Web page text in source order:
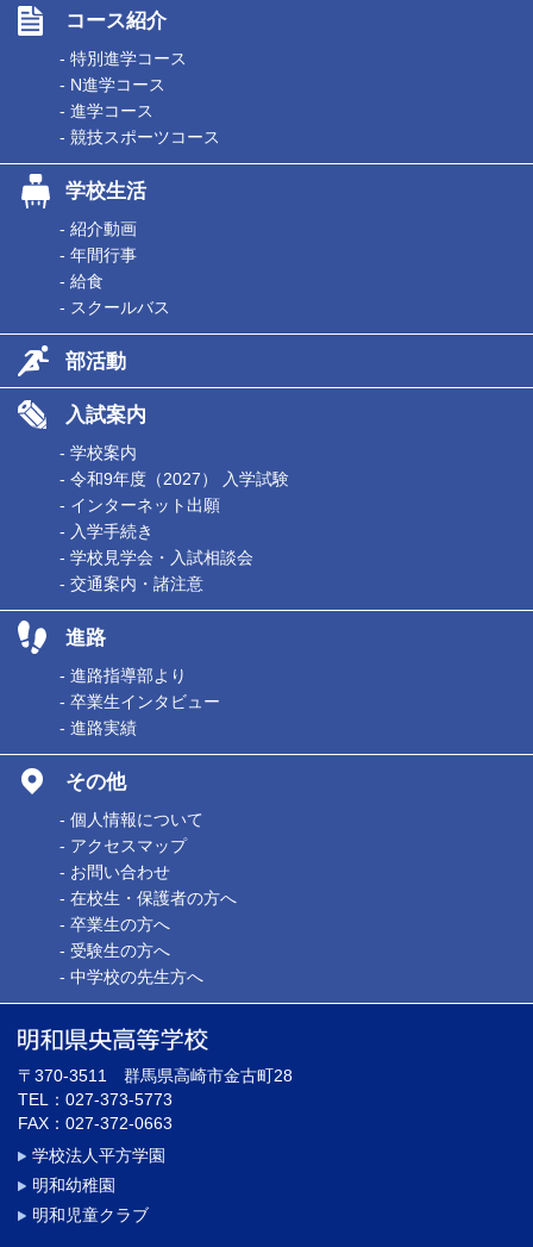
コース紹介
- 特別進学コース
- N進学コース
- 進学コース
- 競技スポーツコース
学校生活
- 紹介動画
- 年間行事
- 給食
- スクールバス
部活動
入試案内
- 学校案内
- 令和9年度（2027） 入学試験
- インターネット出願
- 入学手続き
- 学校見学会・入試相談会
- 交通案内・諸注意
進路
- 進路指導部より
- 卒業生インタビュー
- 進路実績
その他
- 個人情報について
- アクセスマップ
- お問い合わせ
- 在校生・保護者の方へ
- 卒業生の方へ
- 受験生の方へ
- 中学校の先生方へ
〒370-3511 群馬県高崎市金古町28
TEL：027-373-5773
FAX：027-372-0663
学校法人平方学園
明和幼稚園
明和児童クラブ